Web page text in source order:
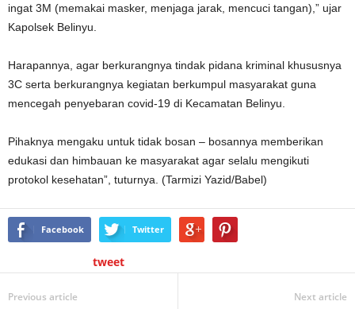
ingat 3M (memakai masker, menjaga jarak, mencuci tangan),” ujar
Kapolsek Belinyu.
Harapannya, agar berkurangnya tindak pidana kriminal khususnya
3C serta berkurangnya kegiatan berkumpul masyarakat guna
mencegah penyebaran covid-19 di Kecamatan Belinyu.
Pihaknya mengaku untuk tidak bosan – bosannya memberikan
edukasi dan himbauan ke masyarakat agar selalu mengikuti
protokol kesehatan”, tuturnya. (Tarmizi Yazid/Babel)
Facebook Twitter
tweet
Previous article Next article